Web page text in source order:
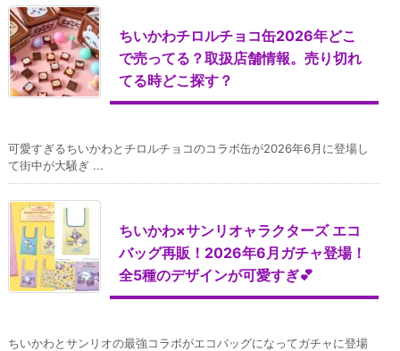
ちいかわチロルチョコ缶2026年どこ
で売ってる？取扱店舗情報。売り切れ
てる時どこ探す？
可愛すぎるちいかわとチロルチョコのコラボ缶が2026年6月に登場し
て街中が大騒ぎ ...
ちいかわ×サンリオャラクターズ エコ
バッグ再販！2026年6月ガチャ登場！
全5種のデザインが可愛すぎ💕
ちいかわとサンリオの最強コラボがエコバッグになってガチャに登場